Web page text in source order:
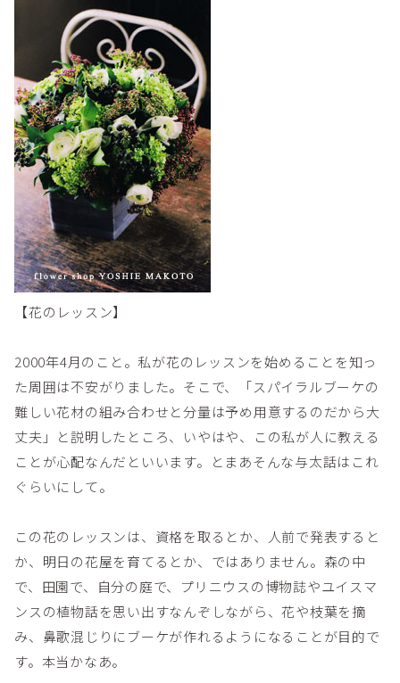
【花のレッスン】
2000年4月のこと。私が花のレッスンを始めることを知っ
た周囲は不安がりました。そこで、「スパイラルブーケの
難しい花材の組み合わせと分量は予め用意するのだから大
丈夫」と説明したところ、いやはや、この私が人に教える
ことが心配なんだといいます。とまあそんな与太話はこれ
ぐらいにして。
この花のレッスンは、資格を取るとか、人前で発表すると
か、明日の花屋を育てるとか、ではありません。森の中
で、田園で、自分の庭で、プリニウスの博物誌やユイスマ
ンスの植物話を思い出すなんぞしながら、花や枝葉を摘
み、鼻歌混じりにブーケが作れるようになることが目的で
す。本当かなあ。